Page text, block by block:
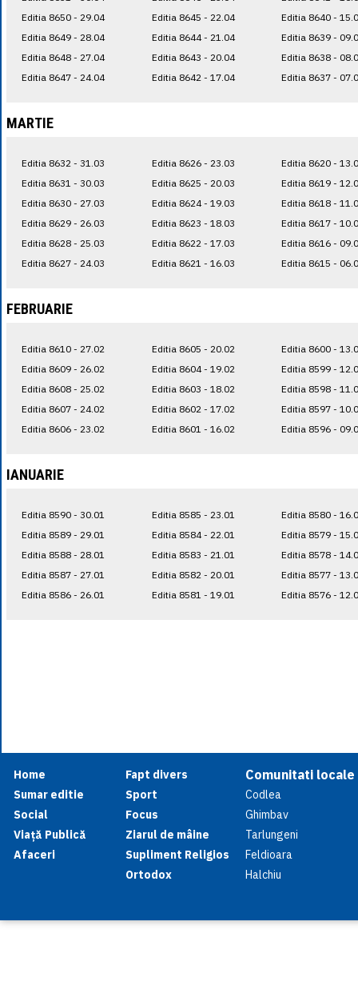
Editia 8650 - 29.04
Editia 8649 - 28.04
Editia 8648 - 27.04
Editia 8647 - 24.04
Editia 8645 - 22.04
Editia 8644 - 21.04
Editia 8643 - 20.04
Editia 8642 - 17.04
Editia 8640 -
Editia 8639 -
Editia 8638 -
Editia 8637 -
MARTIE
Editia 8632 - 31.03
Editia 8631 - 30.03
Editia 8630 - 27.03
Editia 8629 - 26.03
Editia 8628 - 25.03
Editia 8627 - 24.03
Editia 8626 - 23.03
Editia 8625 - 20.03
Editia 8624 - 19.03
Editia 8623 - 18.03
Editia 8622 - 17.03
Editia 8621 - 16.03
Editia 8620 -
Editia 8619 -
Editia 8618 -
Editia 8617 -
Editia 8616 -
Editia 8615 -
FEBRUARIE
Editia 8610 - 27.02
Editia 8609 - 26.02
Editia 8608 - 25.02
Editia 8607 - 24.02
Editia 8606 - 23.02
Editia 8605 - 20.02
Editia 8604 - 19.02
Editia 8603 - 18.02
Editia 8602 - 17.02
Editia 8601 - 16.02
Editia 8600 -
Editia 8599 -
Editia 8598 -
Editia 8597 -
Editia 8596 -
IANUARIE
Editia 8590 - 30.01
Editia 8589 - 29.01
Editia 8588 - 28.01
Editia 8587 - 27.01
Editia 8586 - 26.01
Editia 8585 - 23.01
Editia 8584 - 22.01
Editia 8583 - 21.01
Editia 8582 - 20.01
Editia 8581 - 19.01
Editia 8580 -
Editia 8579 -
Editia 8578 -
Editia 8577 -
Editia 8576 -
Home
Sumar editie
Social
Viață Publică
Afaceri
Fapt divers
Sport
Focus
Ziarul de mâine
Supliment Religios
Ortodox
Comunitati locale
Codlea
Ghimbav
Tarlungeni
Feldioara
Halchiu